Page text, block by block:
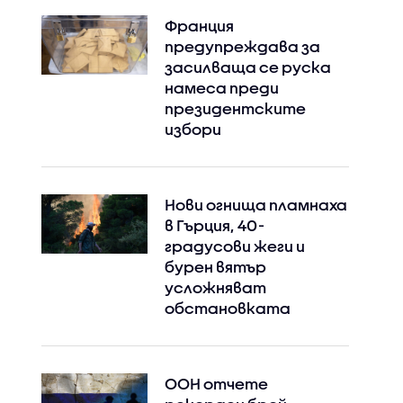
Франция
предупреждава за
засилваща се руска
намеса преди
президентските
избори
Нови огнища пламнаха
в Гърция, 40-
градусови жеги и
бурен вятър
усложняват
обстановката
ООН отчете